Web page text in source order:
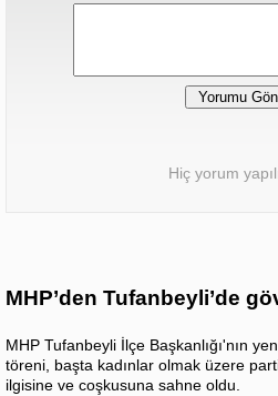
Hiç yorum
MHP’den Tufanbeyli’de
MHP Tufanbeyli İlçe Başkanlığı'nın
töreni, başta kadınlar olmak üzere
ilgisine ve coşkusuna sahne oldu.